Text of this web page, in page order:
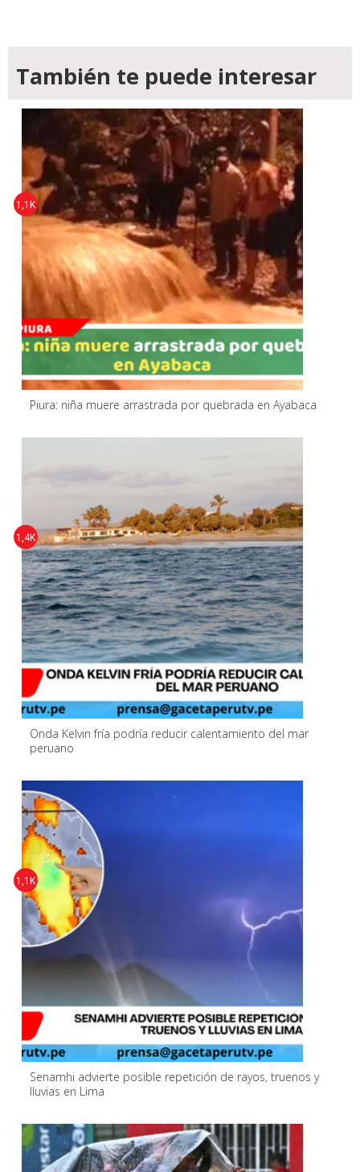
También te puede interesar
Piura: niña muere arrastrada por quebrada en Ayabaca
1,1K
Onda Kelvin fría podría reducir calentamiento del mar
peruano
1,4K
Senamhi advierte posible repetición de rayos, truenos y
lluvias en Lima
1,1K